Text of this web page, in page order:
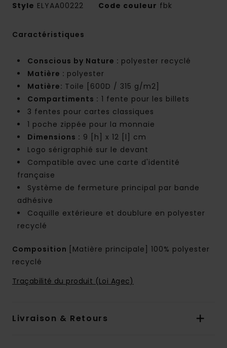
Style ELYAA00222 Code couleur fbk
Caractéristiques
Conscious by Nature : polyester recyclé
Matière : polyester
Matière: Toile [600D / 315 g/m2]
Compartiments : 1 fente pour les billets
3 fentes pour cartes classiques
1 poche zippée pour la monnaie
Dimensions : 9 [h] x 12 [l] cm
Logo sérigraphié sur le devant
Compatible avec une carte d'identité
française
Système de fermeture principal par bande
adhésive
Coquille extérieure et doublure en polyester
recyclé
Composition
[Matière principale] 100% polyester
recyclé
Traçabilité du produit (Loi Agec)
Livraison & Retours